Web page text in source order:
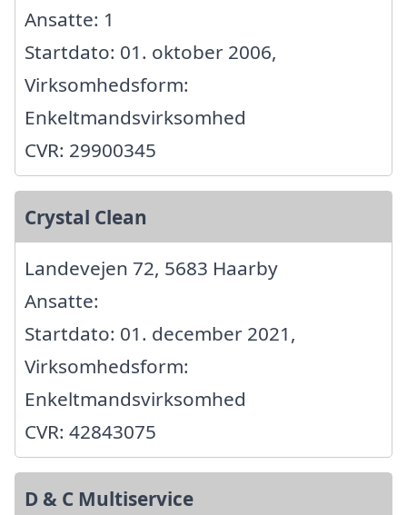
Ansatte: 1
Startdato: 01. oktober 2006,
Virksomhedsform:
Enkeltmandsvirksomhed
CVR: 29900345
Crystal Clean
Landevejen 72, 5683 Haarby
Ansatte:
Startdato: 01. december 2021,
Virksomhedsform:
Enkeltmandsvirksomhed
CVR: 42843075
D & C Multiservice